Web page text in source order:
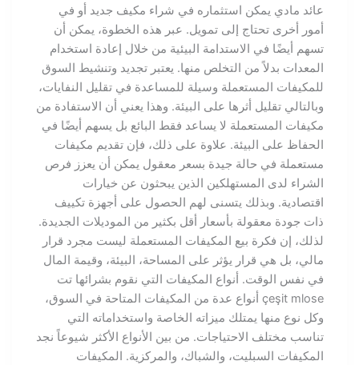
عائد مادي يمكن استثماره في شراء مكيف جديد أو في
أمور أخرى تحتاج إلى تمويل. عبر هذه الخطوة، يمكن أن
تسهم أيضًا في الاستدامة البيئية من خلال إعادة استخدام
المعدات بدلاً من التخلص منها. يعتبر تجديد وتنشيط السوق
للمكيفات المستعملة وسيلة للمساعدة في تقليل النفايات،
وبالتالي تقليل أثرها على البيئة. وهذا يعني أن الاستفادة من
مكيفات المستعملة لا يساعد فقط البائع بل يسهم أيضًا في
الحفاظ على البيئة. علاوة على ذلك، فإن تقديم مكيفات
مستعملة في حالة جيدة بسعر معقول يمكن أن يعزز فرص
الشراء لدى المستهلكين الذين يبحثون عن خيارات
اقتصادية. وبذلك يتسنى لهم الحصول على أجهزة تكييف
ذات جودة معقولة بأسعار أقل بكثير من الموديلات الجديدة.
لذلك، إن فكرة بيع المكيفات المستعملة ليست مجرد قرار
مالي، بل هي قرار يؤثر على المساحة، البيئة، وقيمة المال
في نفس الوقت. أنواع المكيفات التي نقوم بشرائها تت
çeşit mlose أنواع عدة من المكيفات المتاحة في السوق،
وكل نوع منها يمتلك ميزاته الخاصة واستخداماته التي
تناسب مختلف الاحتياجات. من بين الأنواع الأكثر شيوعاً نجد
المكيفات السبليت، والشباك، والمركزية. المكيفات